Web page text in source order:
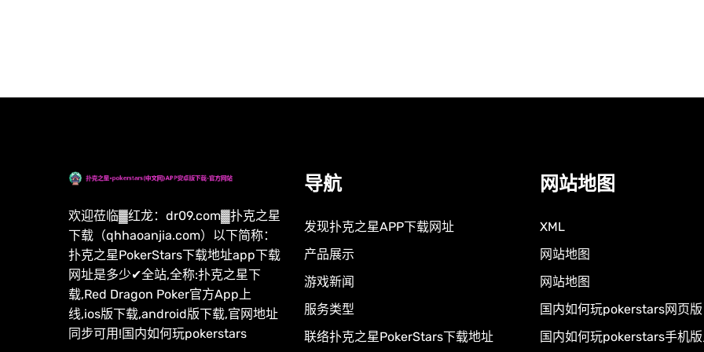
欢迎莅临▓红龙：dr09.com▓扑克之星
下载（qhhaoanjia.com）以下简称：
扑克之星PokerStars下载地址app下载
网址是多少✔全站,全称:扑克之星下
载,Red Dragon Poker官方App上
线,ios版下载,android版下载,官网地址
同步可用!国内如何玩pokerstars
导航
发现扑克之星APP下载网址
产品展示
游戏新闻
服务类型
联络扑克之星PokerStars下载地址
网站地图
XML
网站地图
网站地图
国内如何玩pokerstars网页版
国内如何玩pokerstars手机